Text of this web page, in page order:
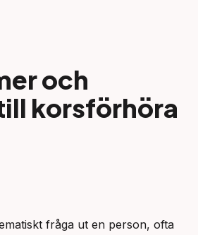
och
korsförhöra
fråga ut en person, ofta